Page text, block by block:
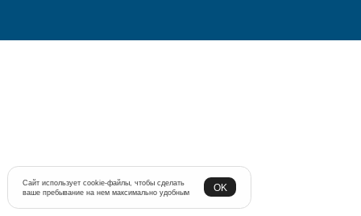
Сайт использует cookie-файлы, чтобы сделать
ваше пребывание на нем максимально удобным
OK